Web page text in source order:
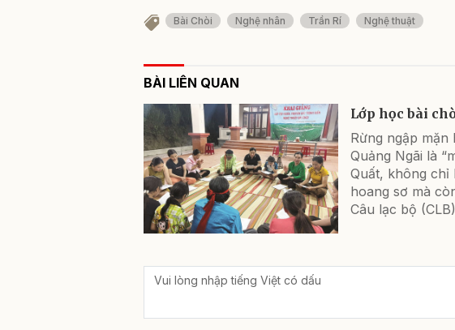
Bài Chòi Nghệ nhân Trần Rí Nghệ thuật
BÀI LIÊN QUAN
Lớp học bài
Rừng ngập mặn
Quảng Ngãi là
Quất, không chỉ
hoang sơ mà
Câu lạc bộ